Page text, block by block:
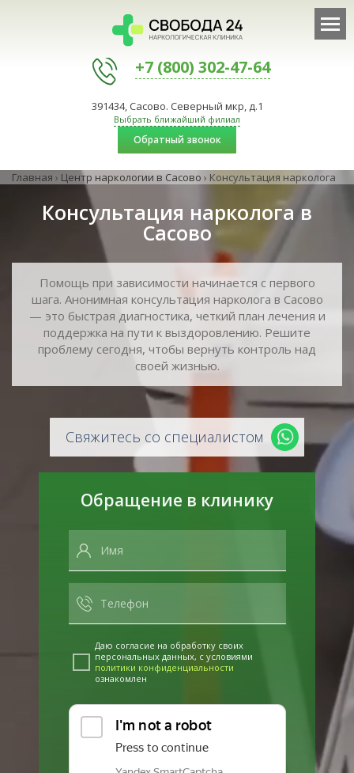
+7 (800) 302-47-64
391434, Сасово. Северный мкр, д.1
Выбрать ближайший филиал
Обратный звонок
Главная › Центр наркологии в Сасово › Консультация нарколога
Консультация нарколога в
Сасово
Помощь при зависимости начинается с первого
шага. Анонимная консультация нарколога в Сасово
— это быстрая диагностика, четкий план лечения и
поддержка на пути к выздоровлению. Решите
проблему сегодня, чтобы вернуть контроль над
своей жизнью.
Свяжитесь со специалистом
Обращение в клинику
Даю согласие на обработку своих
персональных данных, с условиями
политики конфиденциальности
ознакомлен